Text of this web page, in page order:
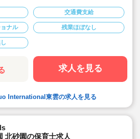
円～1,800円の求人です。
ショナルプレスクールへ派遣でいってみま
語が話せない方でも問題ありません。
交通費支給
ナル 残業ほぼなし
求人を見る
International東雲の求人を見る
北砂園の保育士求人